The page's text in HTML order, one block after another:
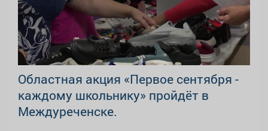
Областная акция «Первое сентября -
каждому школьнику» пройдёт в
Междуреченске.